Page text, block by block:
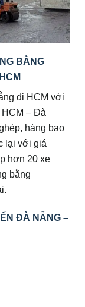
BẰNG
đi HCM với
HCM – Đà
hàng bao
lại với giá
hơn 20 xe
bằng
ĐÀ NẴNG –